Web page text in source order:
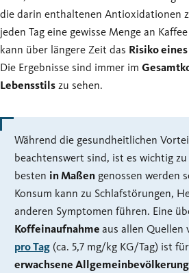
die darin enthaltenen Antioxidationen
jeden Tag eine gewisse Menge an
kann über längere Zeit das Risiko
Die Ergebnisse sind immer im
Lebensstils zu sehen.
Während die gesundheitlichen
beachtenswert sind, ist es wichtig
besten in Maßen genossen werden
Konsum kann zu Schlafstörungen,
anderen Symptomen führen. Eine
Koffeinaufnahmeaus allen
pro Tag (ca. 5,7 mg/kg KG/Tag) ist
erwachsene Allgemeinbevölkerung